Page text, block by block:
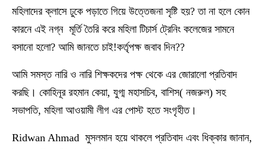
মহিলাদের ক্লাসে ঢুকে পড়াতে গিয়ে উত্তেজনা সৃষ্টি হয়? তা না হলে কোন
কারনে এই নগ্ন মূর্তি তৈরি করে মহিলা টিচার্স ট্রেনিং কলেজের সামনে
বসানো হলো? আমি জানতে চাই!কর্তৃপক্ষ জবাব দিন??
আমি সমস্ত নারি ও নারি শিক্ষকদের পক্ষ থেকে এর জোরালো প্রতিবাদ
করছি। কোহিনূর রহমান কেয়া, যুগ্ম মহাসচিব, বাশিস( নজরুল) সহ
সভাপতি, মহিলা আওয়ামী লীগ এর পোস্ট হতে সংগৃহীত।
Ridwan Ahmad মুসলমান হয়ে থাকলে প্রতিবাদ এবং ধিক্কার জানান,